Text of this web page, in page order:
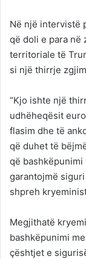
Në një intervistë
që doli e para në
territoriale të
si një thirrje
“Kjo ishte një
udhëheqësit
flasim dhe të
që duhet të
që
garantojmë
shpreh
Megjithatë
bashkëpunimi
çështjet e